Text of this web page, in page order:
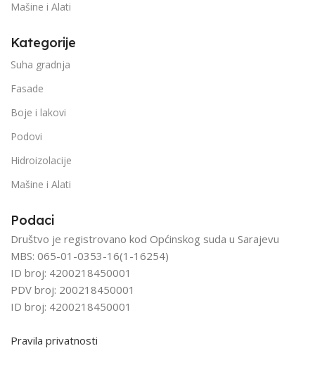
Mašine i Alati
Kategorije
Suha gradnja
Fasade
Boje i lakovi
Podovi
Hidroizolacije
Mašine i Alati
Podaci
Društvo je registrovano kod Općinskog suda u Sarajevu
MBS: 065-01-0353-16(1-16254)
ID broj: 4200218450001
PDV broj: 200218450001
ID broj: 4200218450001
Pravila privatnosti